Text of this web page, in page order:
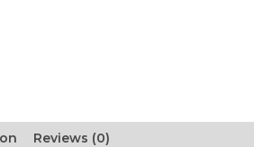
Reviews (0)